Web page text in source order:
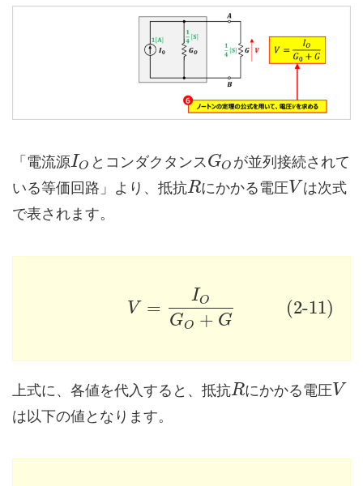
「電流源IO とコンダクタンスGO が並列接続されて
いる等価回路」より、抵抗Rにかかる電圧V は次式
で表されます。
V =
IO
GO + G
(2-11)
上式に、各値を代入すると、抵抗Rにかかる電圧V
は以下の値となります。